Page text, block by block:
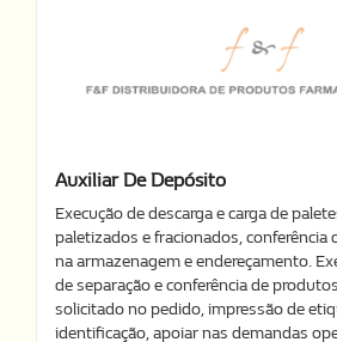
Auxiliar De Depósito
Execução de descarga e carga de
paletizados e fracionados, conferência
na armazenagem e endereçamento.
de separação e conferência de
solicitado no pedido, impressão de
identificação, apoiar nas demandas